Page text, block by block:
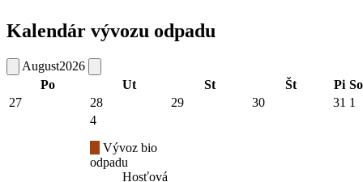
Kalendár vývozu odpadu
August2026
Po
Ut St Št Pi So
27
28 29 30 31 1
4
Vývoz bio
odpadu
Hosťová